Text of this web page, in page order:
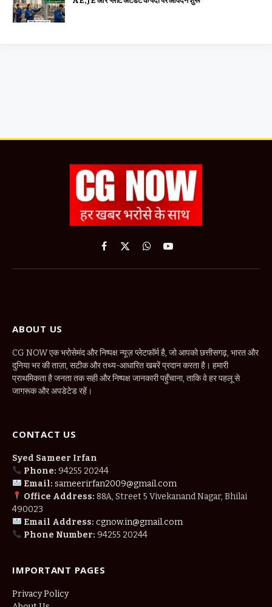
Facebook
X
WhatsApp
YouTube
ABOUT US
CG NOW एक भरोसेमंद और निष्पक्ष न्यूज़ प्लेटफॉर्म है, जो आपको छत्तीसगढ़, भारत और
दुनिया भर की ताज़ा, सटीक और तथ्य-आधारित खबरें प्रदान करता है। हमारी
प्राथमिकता है जनता तक सही और निष्पक्ष जानकारी पहुँचाना, ताकि वे हर पहलू से
जागरूक और अपडेटेड रहें।
CONTACT US
Syed Sameer Irfan
Phone: 94255 20244
Email: sameerirfan2009@gmail.com
Office Address: 88A, Street 5 Vivekanand Nagar, Bhilai
490023
Email Address: cgnow.in@gmail.com
Phone Number: 94255 20244
IMPORTANT PAGES
Privacy Policy